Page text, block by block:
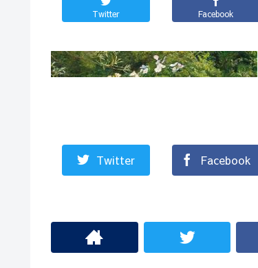
Twitter Facebook
Twitter Facebook